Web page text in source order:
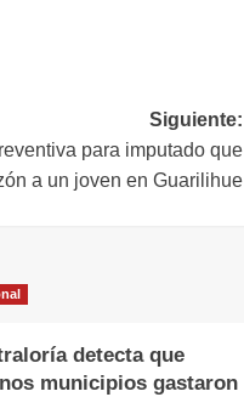
Siguiente:
para imputado que
a un joven en Guarilihue
detecta que
municipios gastaron